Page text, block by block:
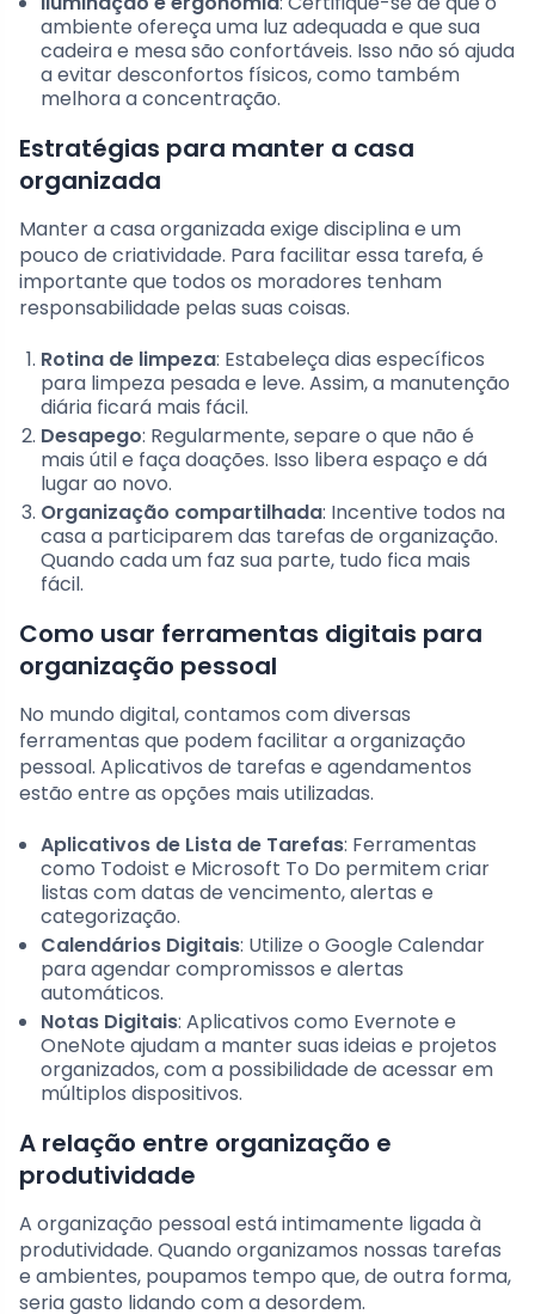
ambiente ofereça uma luz adequada e que sua
cadeira e mesa são confortáveis. Isso não só ajuda
a evitar desconfortos físicos, como também
melhora a concentração.
Estratégias para manter a casa
organizada
Manter a casa organizada exige disciplina e um
pouco de criatividade. Para facilitar essa tarefa, é
importante que todos os moradores tenham
responsabilidade pelas suas coisas.
Rotina de limpeza: Estabeleça dias específicos
para limpeza pesada e leve. Assim, a manutenção
diária ficará mais fácil.
Desapego: Regularmente, separe o que não é
mais útil e faça doações. Isso libera espaço e dá
lugar ao novo.
Organização compartilhada: Incentive todos na
casa a participarem das tarefas de organização.
Quando cada um faz sua parte, tudo fica mais
fácil.
Como usar ferramentas digitais para
organização pessoal
No mundo digital, contamos com diversas
ferramentas que podem facilitar a organização
pessoal. Aplicativos de tarefas e agendamentos
estão entre as opções mais utilizadas.
Aplicativos de Lista de Tarefas: Ferramentas
como Todoist e Microsoft To Do permitem criar
listas com datas de vencimento, alertas e
categorização.
Calendários Digitais: Utilize o Google Calendar
para agendar compromissos e alertas
automáticos.
Notas Digitais: Aplicativos como Evernote e
OneNote ajudam a manter suas ideias e projetos
organizados, com a possibilidade de acessar em
múltiplos dispositivos.
A relação entre organização e
produtividade
A organização pessoal está intimamente ligada à
produtividade. Quando organizamos nossas tarefas
e ambientes, poupamos tempo que, de outra forma,
seria gasto lidando com a desordem.